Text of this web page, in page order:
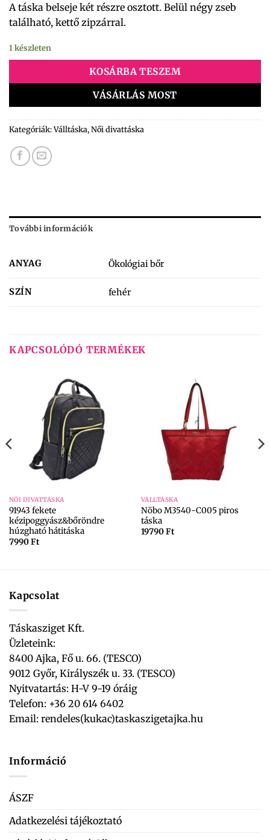
A táska belseje két részre osztott. Belül négy zseb
található, kettő zipzárral.
1 készleten
KOSÁRBA TESZEM
VÁSÁRLÁS MOST
Kategóriák:Válltáska,Női divattáska
További információk
ANYAG Ökológiai bőr
SZÍN fehér
KAPCSOLÓDÓ TERMÉKEK
NŐI DIVATTÁSKA
91943 fekete
kézipoggyász&bőröndre
húzgható hátitáska
7990Ft
VÁLLTÁSKA
Nöbo M3540-C005 piros
táska
19790Ft
Kapcsolat
Táskasziget Kft.
Üzleteink:
8400 Ajka, Fő u. 66. (TESCO)
9012 Győr, Királyszék u. 33. (TESCO)
Nyitvatartás: H-V 9-19 óráig
Telefon: +36 20 614 6402
Email: rendeles(kukac)taskaszigetajka.hu
Információ
ÁSZF
Adatkezelési tájékoztató